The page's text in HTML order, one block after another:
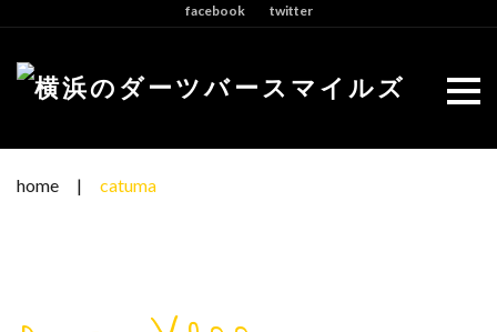
content
facebook twitter
home | catuma